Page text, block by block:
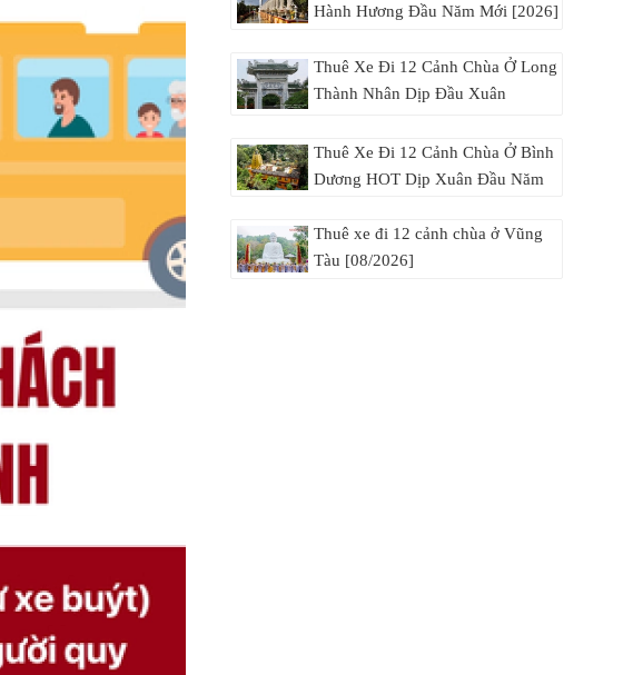
Hành Hương Đầu Năm Mới [2026]
Thuê Xe Đi 12 Cảnh Chùa Ở Long
Thành Nhân Dịp Đầu Xuân
Thuê Xe Đi 12 Cảnh Chùa Ở Bình
Dương HOT Dịp Xuân Đầu Năm
Thuê xe đi 12 cảnh chùa ở Vũng
Tàu [08/2026]